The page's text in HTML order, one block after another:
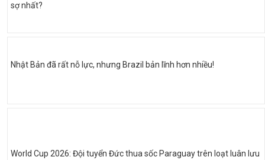
sợ nhất?
Nhật Bản đã rất nỗ lực, nhưng Brazil bản lĩnh hơn nhiều!
World Cup 2026: Đội tuyển Đức thua sốc Paraguay trên loạt luân lưu